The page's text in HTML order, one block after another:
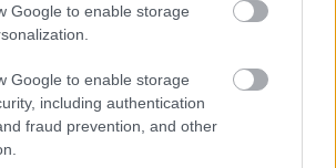
Google to enable storage
Google to enable storage
including authentication
fraud prevention, and other